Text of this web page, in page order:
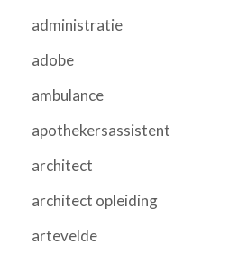
administratie
adobe
ambulance
apothekersassistent
architect
architect opleiding
artevelde